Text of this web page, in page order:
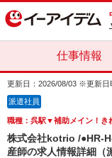
仕事情報
更新日：2026/08/03 ※更新日
派遣社員
職種：呉駅▼補助メイン！き
株式会社kotrio /●HR-
産師の求人情報詳細（